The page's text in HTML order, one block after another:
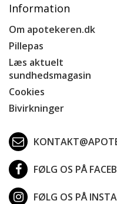
Information
Om apotekeren.dk
Pillepas
Læs aktuelt
sundhedsmagasin
Cookies
Bivirkninger
FØLG OS PÅ
FØLG OS PÅ